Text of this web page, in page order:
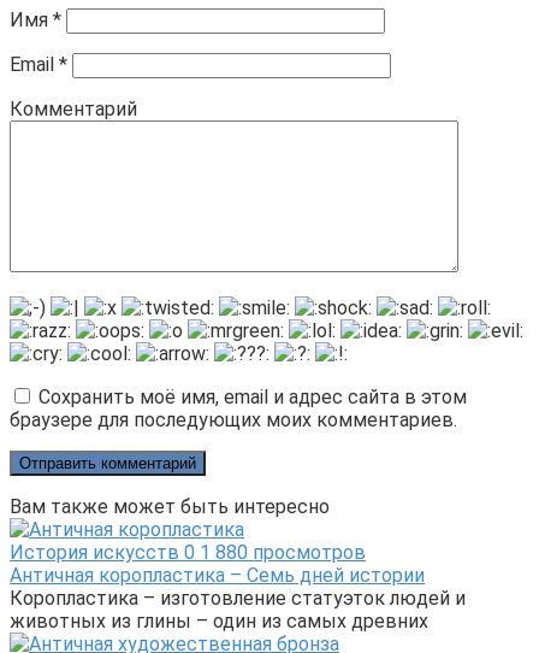
Имя *
Email *
Комментарий
Сохранить моё имя, email и адрес сайта в этом
браузере для последующих моих комментариев.
Вам также может быть интересно
История искусств 0 1 880 просмотров
Античная коропластика – Семь дней истории
Коропластика – изготовление статуэток людей и
животных из глины – один из самых древних